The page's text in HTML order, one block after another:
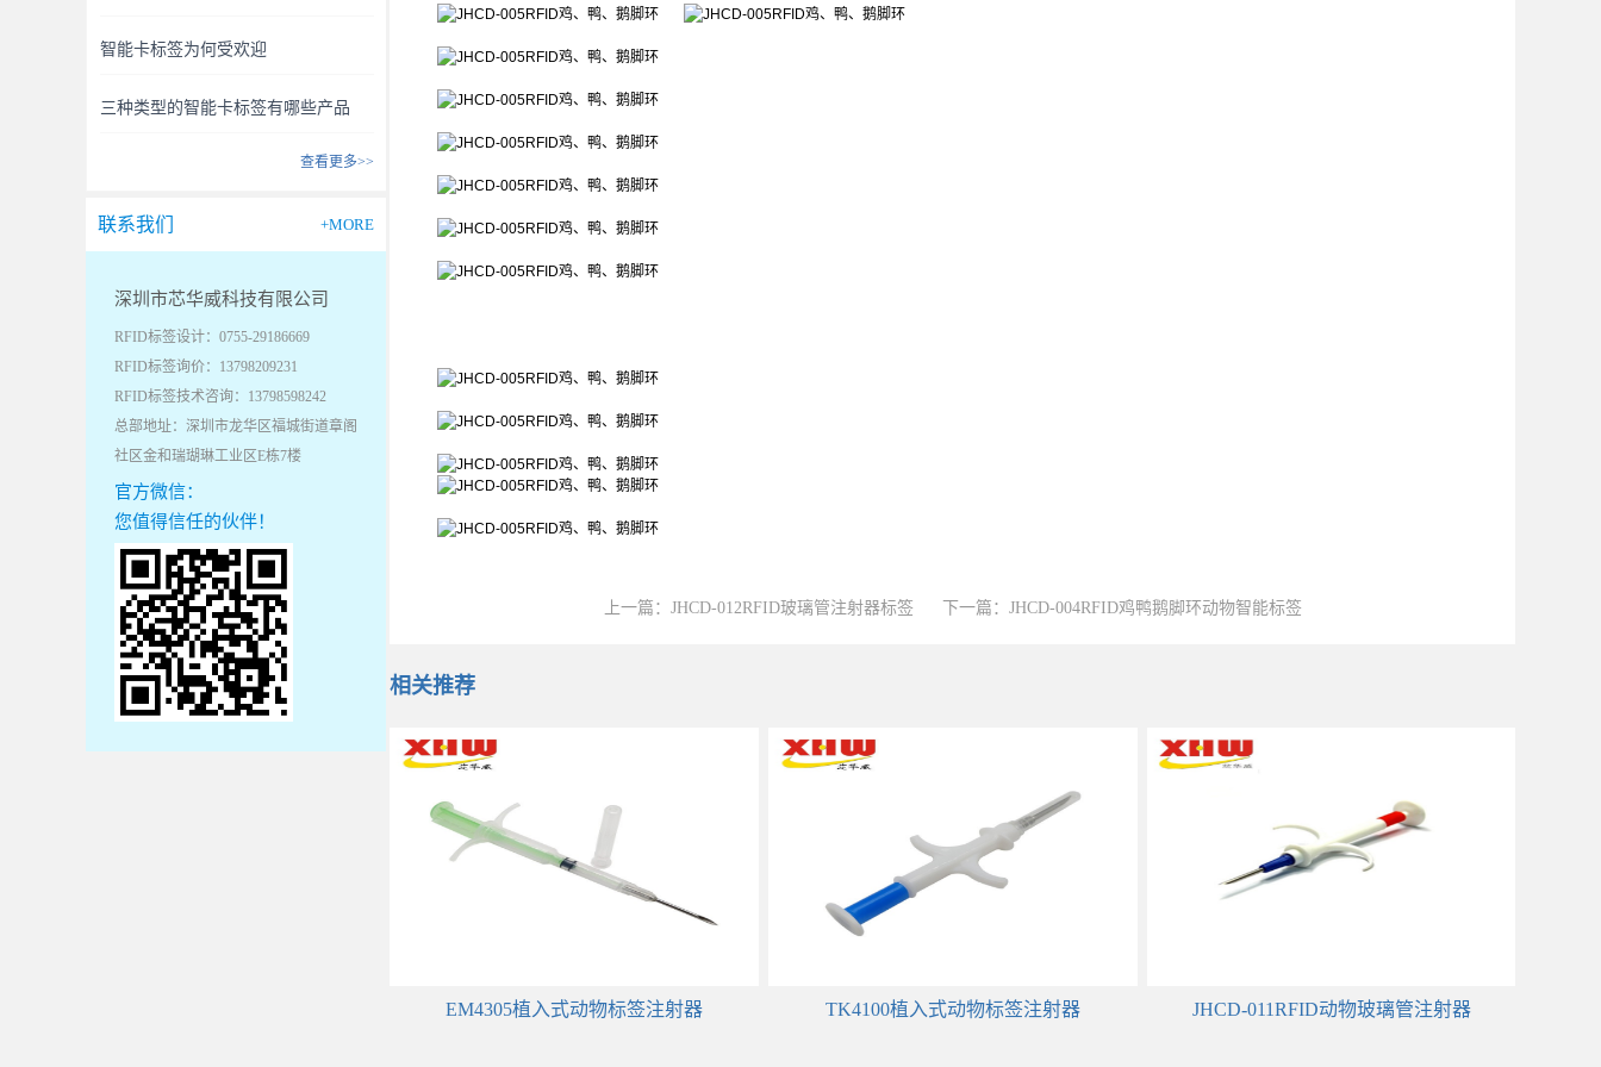
智能卡标签为何受欢迎
三种类型的智能卡标签有哪些产品
查看更多>>
联系我们 +MORE
深圳市芯华威科技有限公司
RFID标签设计：0755-29186669
RFID标签询价：13798209231
RFID标签技术咨询：13798598242
总部地址：深圳市龙华区福城街道章阁
社区金和瑞瑚琳工业区E栋7楼
官方微信：
您值得信任的伙伴！
上一篇： JHCD-012RFID玻璃管注射器标签 下一篇： JHCD-004RFID鸡鸭鹅脚环动物智能标签
相关推荐
EM4305植入式动物标签注射器 TK4100植入式动物标签注射器 JHCD-011RFID动物玻璃管注射器